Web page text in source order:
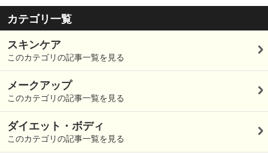
カテゴリ一覧
スキンケア
このカテゴリの記事一覧を見る
メークアップ
このカテゴリの記事一覧を見る
ダイエット・ボディ
このカテゴリの記事一覧を見る